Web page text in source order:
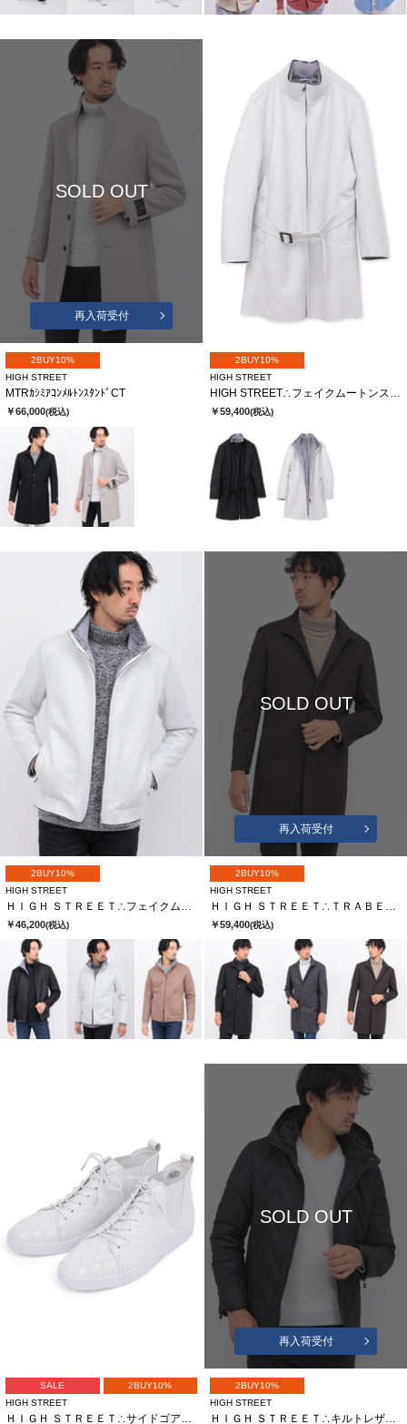
SOLD OUT
再入荷受付
2BUY10%
HIGH STREET
MTRｶｼﾐｱｺﾝﾒﾙﾄﾝｽﾀﾝﾄﾞCT
￥66,000(税込)
2BUY10%
HIGH STREET
HIGH STREET∴フェイクムートンスタンドCT
￥59,400(税込)
2BUY10%
HIGH STREET
￥46,200(税込)
SOLD OUT
再入荷受付
2BUY10%
HIGH STREET
￥59,400(税込)
SALE
2BUY10%
HIGH STREET
ＨＩＧＨ ＳＴＲＥＥＴ∴サイドゴアハイカットカタオシドレススニーカー
SOLD OUT
再入荷受付
2BUY10%
HIGH STREET
ＨＩＧＨ ＳＴＲＥＥＴ∴キルトレザーフーデットダウンＢＬ